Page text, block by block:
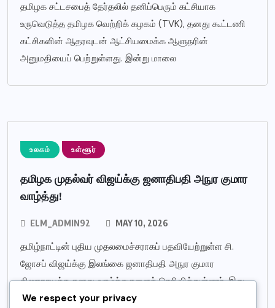
தமிழக சட்டசபைத் தேர்தலில் தனிப்பெரும் கட்சியாக
உருவெடுத்த தமிழக வெற்றிக் கழகம் (TVK), தனது கூட்டணி
கட்சிகளின் ஆதரவுடன் ஆட்சியமைக்க ஆளுநரின்
அனுமதியைப் பெற்றுள்ளது. இன்று மாலை
உலகம் உள்ளூர்
தமிழக முதல்வர் விஜய்க்கு ஜனாதிபதி அநுர குமார
வாழ்த்து!
ELM_ADMIN92 MAY 10, 2026
தமிழ்நாட்டின் புதிய முதலமைச்சராகப் பதவியேற்றுள்ள சி.
ஜோசப் விஜய்க்கு இலங்கை ஜனாதிபதி அநுர குமார
திஸாநாயக்க தனது வாழ்த்துகளைத் தெரிவித்துள்ளார். இது
குறித்து அவர் தனது உத்தியோகபூர்வ
We respect your privacy